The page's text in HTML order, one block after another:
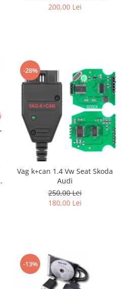
200,00 Lei
-28%
Vag k+can 1.4 Vw Seat Skoda
Audi
250,00 Lei
180,00 Lei
-13%